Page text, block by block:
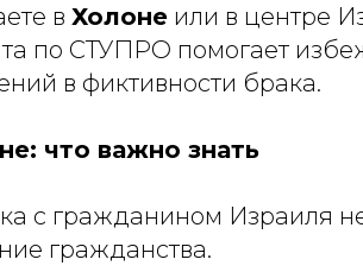
в Холоне или в центре
по СТУПРО помогает
в фиктивности брака.
что важно знать
с гражданином Израиля
гражданства.